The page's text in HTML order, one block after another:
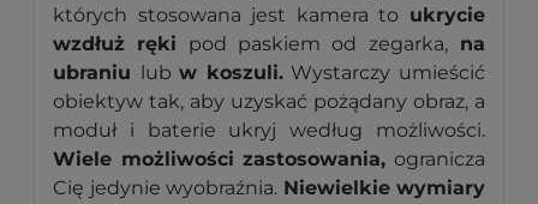
których stosowana jest kamera to ukrycie
wzdłuż ręki pod paskiem od zegarka,na
ubraniu
lubw koszuli.Wystarczy umieścić
obiektyw tak, aby uzyskać pożądany obraz, a
moduł i baterie ukryj według możliwości.
Wiele możliwości zastosowania, ogranicza
Cię jedynie wyobraźnia. Niewielkie wymiary